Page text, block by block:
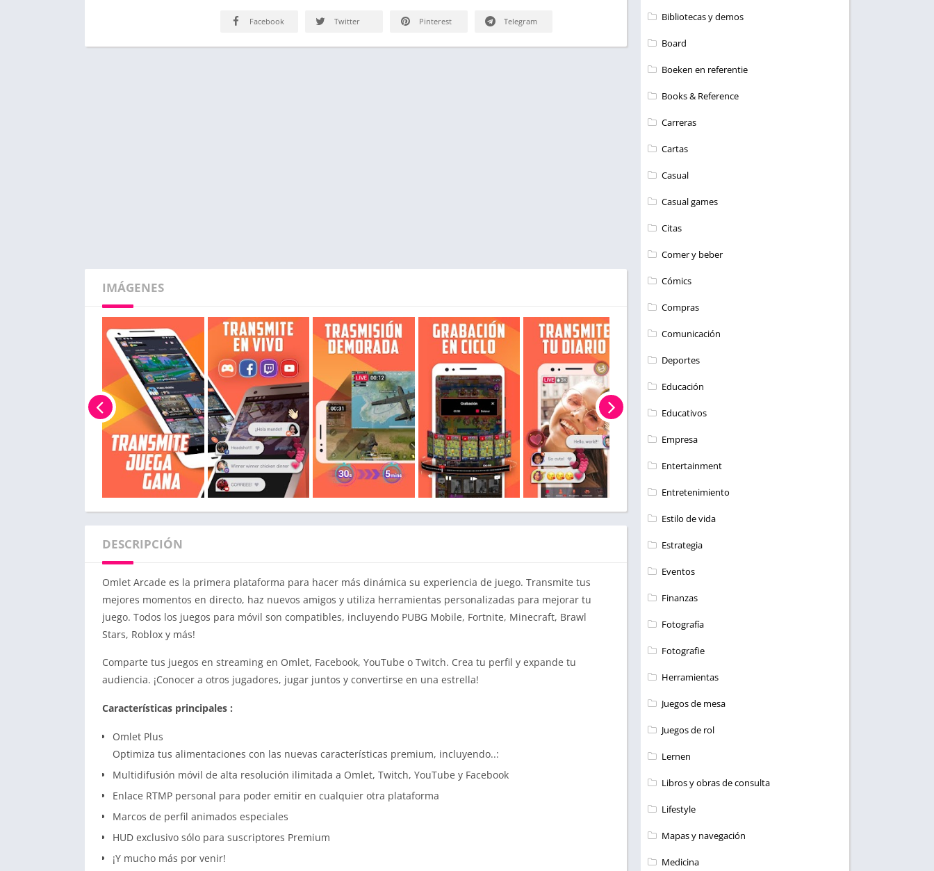
Facebook Twitter Pinterest Telegram
IMÁGENES
DESCRIPCIÓN
Omlet Arcade es la primera plataforma para hacer más dinámica su experiencia de juego. Transmite tus
mejores momentos en directo, haz nuevos amigos y utiliza herramientas personalizadas para mejorar tu
juego. Todos los juegos para móvil son compatibles, incluyendo PUBG Mobile, Fortnite, Minecraft, Brawl
Stars, Roblox y más!
Comparte tus juegos en streaming en Omlet, Facebook, YouTube o Twitch. Crea tu perfil y expande tu
audiencia. ¡Conocer a otros jugadores, jugar juntos y convertirse en una estrella!
Características principales :
Omlet Plus
Optimiza tus alimentaciones con las nuevas características premium, incluyendo..:
Multidifusión móvil de alta resolución ilimitada a Omlet, Twitch, YouTube y Facebook
Enlace RTMP personal para poder emitir en cualquier otra plataforma
Marcos de perfil animados especiales
HUD exclusivo sólo para suscriptores Premium
¡Y mucho más por venir!
Bibliotecas y demos
Board
Boeken en referentie
Books & Reference
Carreras
Cartas
Casual
Casual games
Citas
Comer y beber
Cómics
Compras
Comunicación
Deportes
Educación
Educativos
Empresa
Entertainment
Entretenimiento
Estilo de vida
Estrategia
Eventos
Finanzas
Fotografía
Fotografie
Herramientas
Juegos de mesa
Juegos de rol
Lernen
Libros y obras de consulta
Lifestyle
Mapas y navegación
Medicina